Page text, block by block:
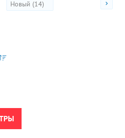
Новый (14)